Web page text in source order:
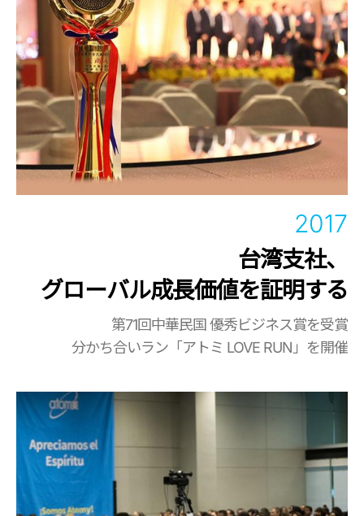
2017
台湾支社、
グローバル成長価値を証明する
第71回中華民国 優秀ビジネス賞を受賞
分かち合いラン「アトミ LOVE RUN」を開催